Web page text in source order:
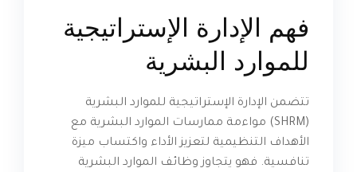
فهم الإدارة الإستراتيجية
للموارد البشرية
تتضمن الإدارة الإستراتيجية للموارد البشرية
(SHRM) مواءمة ممارسات الموارد البشرية مع
الأهداف التنظيمية لتعزيز الأداء واكتساب ميزة
تنافسية. فهو يتجاوز وظائف الموارد البشرية